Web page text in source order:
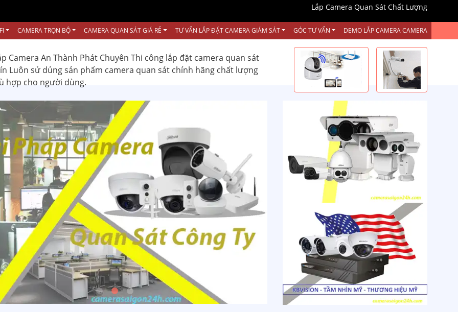
Lắp Camera Quan Sát Chất Lượng
CAMERA TRỌN BỘ CAMERA QUAN SÁT GIÁ RẺ TƯ VẤN LẮP ĐẶT CAMERA GIÁM SÁT GÓC TƯ VẤN DEMO LẮP CAMERA CAMERA
Camera An Thành Phát Chuyên Thi công lắp đặt camera quan sát
Luôn sử dủng sản phẩm camera quan sát chính hãng chất lượng
hợp cho người dùng.